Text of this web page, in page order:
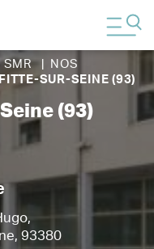
SMR
NOS
SUR-SEINE (93)
(93)
93380